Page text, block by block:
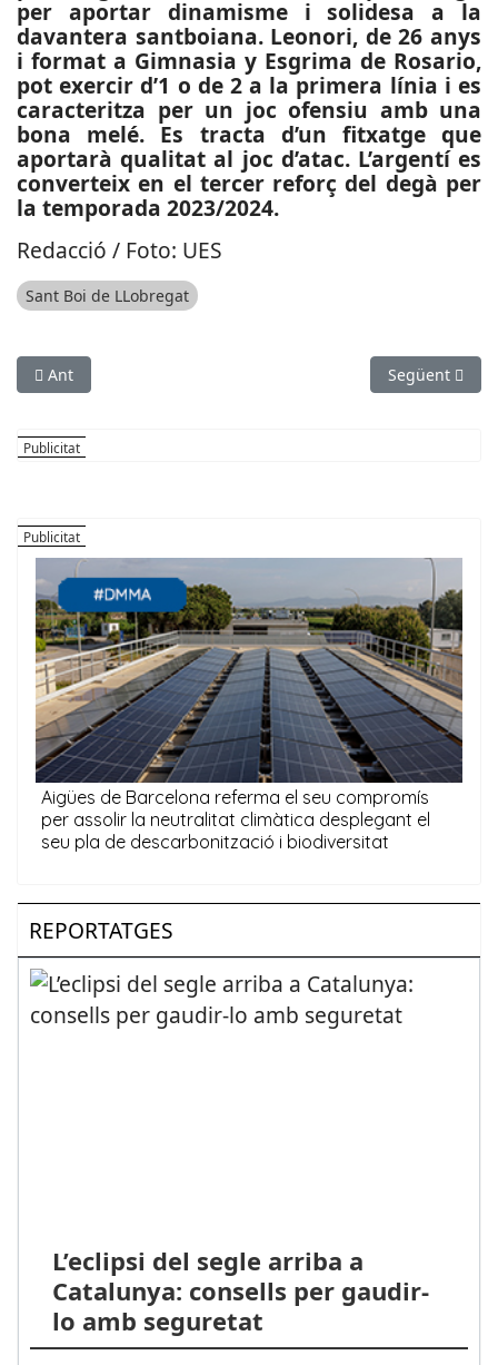
per aportar dinamisme i solidesa a la
davantera santboiana. Leonori, de 26 anys
i format a Gimnasia y Esgrima de Rosario,
pot exercir d’1 o de 2 a la primera línia i es
caracteritza per un joc ofensiu amb una
bona melé. Es tracta d’un fitxatge que
aportarà qualitat al joc d’atac. L’argentí es
converteix en el tercer reforç del degà per
la temporada 2023/2024.
Redacció / Foto: UES
Sant Boi de LLobregat
Article anterior: SUCCESSOS: Robatori amb força en una
Ant Article
Següent
REPORTATGES
L’eclipsi del segle arriba a
Catalunya: consells per gaudir-
lo amb seguretat